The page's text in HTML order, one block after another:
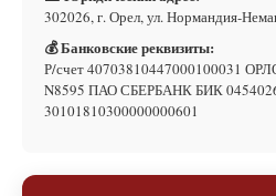
302026, г. Орел, ул. Нормандия-
💰 Банковские реквизиты:
Р/счет 40703810447000100031
N8595 ПАО СБЕРБАНК БИК
30101810300000000601